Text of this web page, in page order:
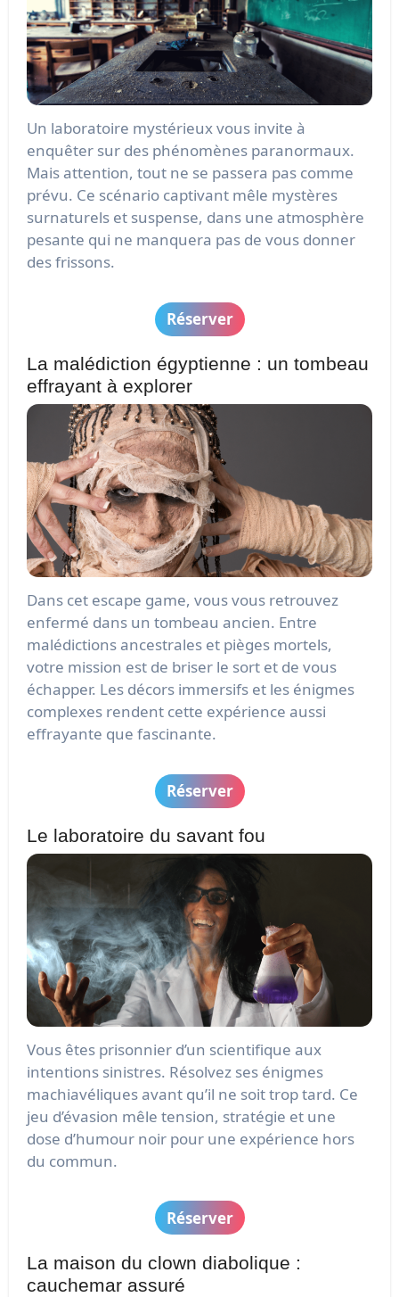
Un laboratoire mystérieux vous invite à
enquêter sur des phénomènes paranormaux.
Mais attention, tout ne se passera pas comme
prévu. Ce scénario captivant mêle mystères
surnaturels et suspense, dans une atmosphère
pesante qui ne manquera pas de vous donner
des frissons.
Réserver
La malédiction égyptienne : un tombeau
effrayant à explorer
Dans cet escape game, vous vous retrouvez
enfermé dans un tombeau ancien. Entre
malédictions ancestrales et pièges mortels,
votre mission est de briser le sort et de vous
échapper. Les décors immersifs et les énigmes
complexes rendent cette expérience aussi
effrayante que fascinante.
Réserver
Le laboratoire du savant fou
Vous êtes prisonnier d’un scientifique aux
intentions sinistres. Résolvez ses énigmes
machiavéliques avant qu’il ne soit trop tard. Ce
jeu d’évasion mêle tension, stratégie et une
dose d’humour noir pour une expérience hors
du commun.
Réserver
La maison du clown diabolique :
cauchemar assuré